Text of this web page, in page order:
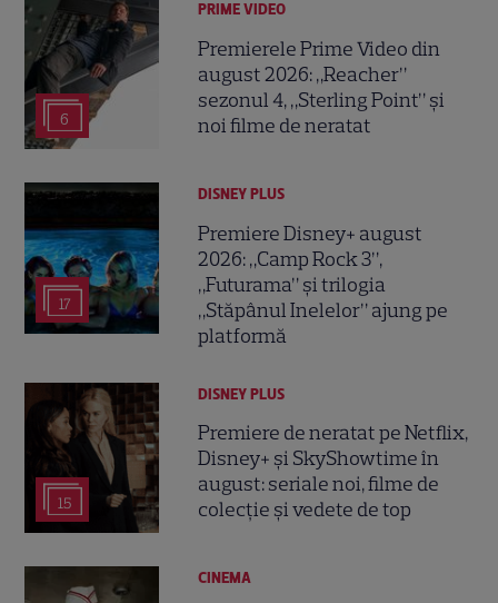
6
PRIME VIDEO
Premierele Prime Video din
august 2026: „Reacher”
sezonul 4, „Sterling Point” și
noi filme de neratat
17
DISNEY PLUS
Premiere Disney+ august
2026: „Camp Rock 3”,
„Futurama” și trilogia
„Stăpânul Inelelor” ajung pe
platformă
15
DISNEY PLUS
Premiere de neratat pe Netflix,
Disney+ și SkyShowtime în
august: seriale noi, filme de
colecție și vedete de top
CINEMA